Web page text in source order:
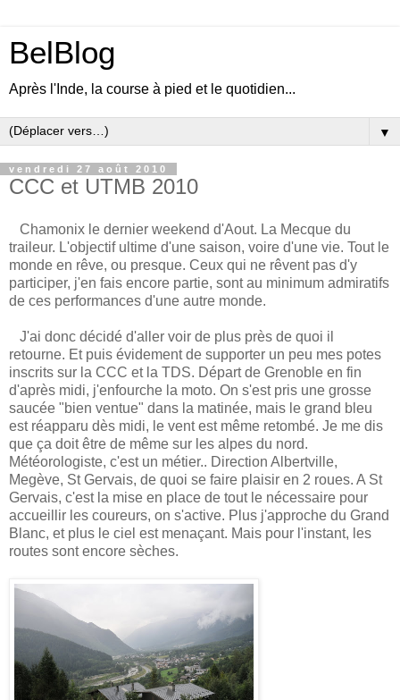
BelBlog
Après l'Inde, la course à pied et le quotidien...
▼
vendredi 27 août 2010
CCC et UTMB 2010
Chamonix le dernier weekend d'Aout. La Mecque du
traileur. L'objectif ultime d'une saison, voire d'une vie. Tout le
monde en rêve, ou presque. Ceux qui ne rêvent pas d'y
participer, j'en fais encore partie, sont au minimum admiratifs
de ces performances d'une autre monde.
J'ai donc décidé d'aller voir de plus près de quoi il
retourne. Et puis évidement de supporter un peu mes potes
inscrits sur la CCC et la TDS. Départ de Grenoble en fin
d'après midi, j'enfourche la moto. On s'est pris une grosse
saucée "bien ventue" dans la matinée, mais le grand bleu
est réapparu dès midi, le vent est même retombé. Je me dis
que ça doit être de même sur les alpes du nord.
Météorologiste, c'est un métier.. Direction Albertville,
Megève, St Gervais, de quoi se faire plaisir en 2 roues. A St
Gervais, c'est la mise en place de tout le nécessaire pour
accueillir les coureurs, on s'active. Plus j'approche du Grand
Blanc, et plus le ciel est menaçant. Mais pour l'instant, les
routes sont encore sèches.